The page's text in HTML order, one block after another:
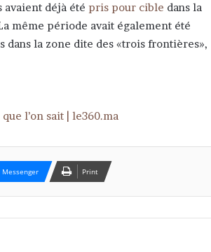
avaient déjà été pris pour cible dans la
même période avait également été
dans la zone dite des «trois frontières»,
l’on sait | le360.ma
Messenger Print